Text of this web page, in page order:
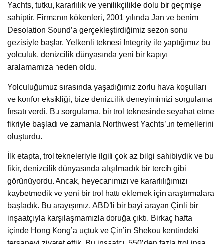
Yachts, tutku, kararlılık ve yenilikçilikle dolu bir geçmişe
sahiptir. Firmanın kökenleri, 2001 yılında Jan ve benim
Desolation Sound’a gerçekleştirdiğimiz sezon sonu
gezisiyle başlar. Yelkenli teknesi Integrity ile yaptığımız bu
yolculuk, denizcilik dünyasında yeni bir kapıyı
aralamamıza neden oldu.
Yolculuğumuz sırasında yaşadığımız zorlu hava koşulları
ve konfor eksikliği, bize denizcilik deneyimimizi sorgulama
fırsatı verdi. Bu sorgulama, bir trol teknesinde seyahat etme
fikriyle başladı ve zamanla Northwest Yachts’un temellerini
oluşturdu.
İlk etapta, trol tekneleriyle ilgili çok az bilgi sahibiydik ve bu
fikir, denizcilik dünyasında alışılmadık bir tercih gibi
görünüyordu. Ancak, heyecanımızı ve kararlılığımızı
kaybetmedik ve yeni bir trol hattı eklemek için araştırmalara
başladık. Bu arayışımız, ABD’li bir bayi arayan Çinli bir
inşaatçıyla karşılaşmamızla doruğa çıktı. Birkaç hafta
içinde Hong Kong’a uçtuk ve Çin’in Shekou kentindeki